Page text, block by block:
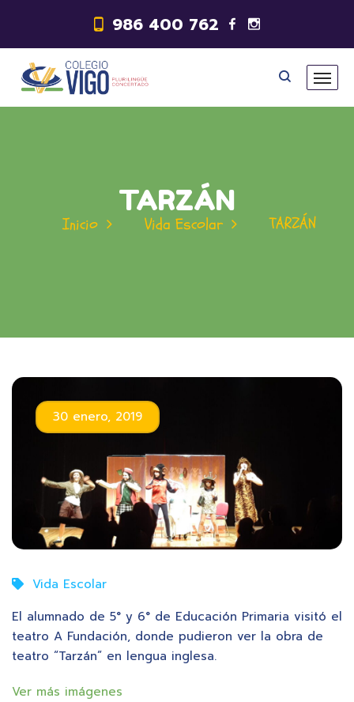
986 400 762
TARZÁN
Inicio Vida Escolar TARZÁN
30 enero, 2019
Vida Escolar
El alumnado de 5° y 6° de Educación Primaria visitó el
teatro A Fundación, donde pudieron ver la obra de
teatro “Tarzán” en lengua inglesa.
Ver más imágenes